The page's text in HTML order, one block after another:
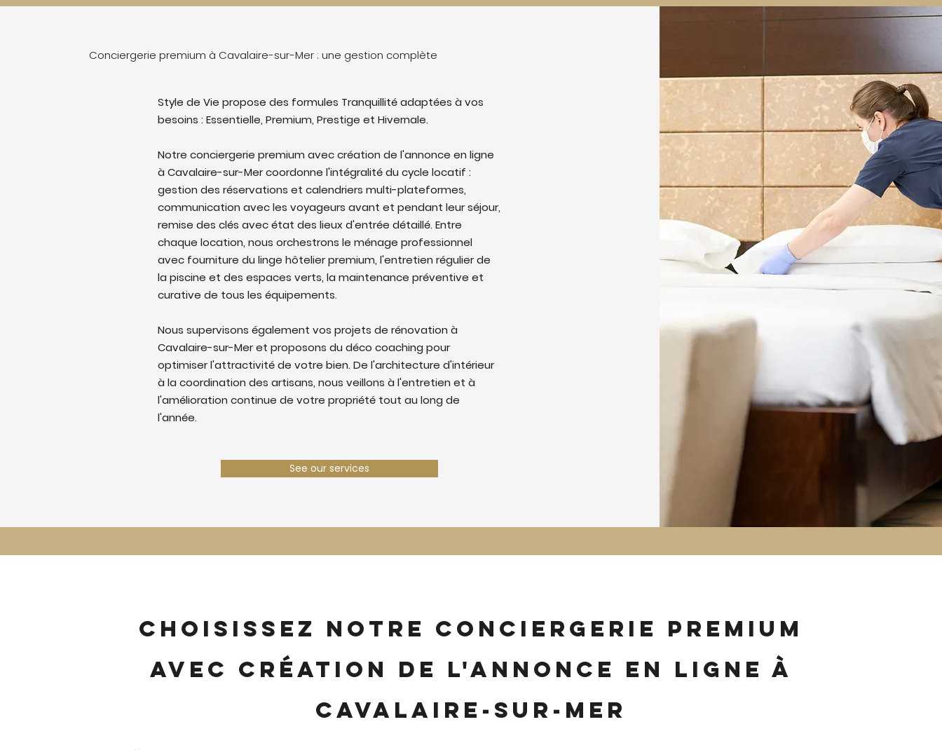
Conciergerie premium à Cavalaire-sur-Mer : une gestion complète
Style de Vie propose des formules Tranquillité adaptées à vos
besoins : Essentielle, Premium, Prestige et Hivernale.
Notre conciergerie premium avec création de l'annonce en ligne
à Cavalaire-sur-Mer coordonne l'intégralité du cycle locatif :
gestion des réservations et calendriers multi-plateformes,
communication avec les voyageurs avant et pendant leur séjour,
remise des clés avec état des lieux d'entrée détaillé. Entre
chaque location, nous orchestrons le ménage professionnel
avec fourniture du linge hôtelier premium, l'entretien régulier de
la piscine et des espaces verts, la maintenance préventive et
curative de tous les équipements.
Nous supervisons également vos projets de rénovation à
Cavalaire-sur-Mer et proposons du déco coaching pour
optimiser l'attractivité de votre bien. De l'architecture d'intérieur
à la coordination des artisans, nous veillons à l'entretien et à
l'amélioration continue de votre propriété tout au long de
l'année.
See our services
Choisissez notre conciergerie premium
avec création de l'annonce en ligne à
Cavalaire-sur-Mer